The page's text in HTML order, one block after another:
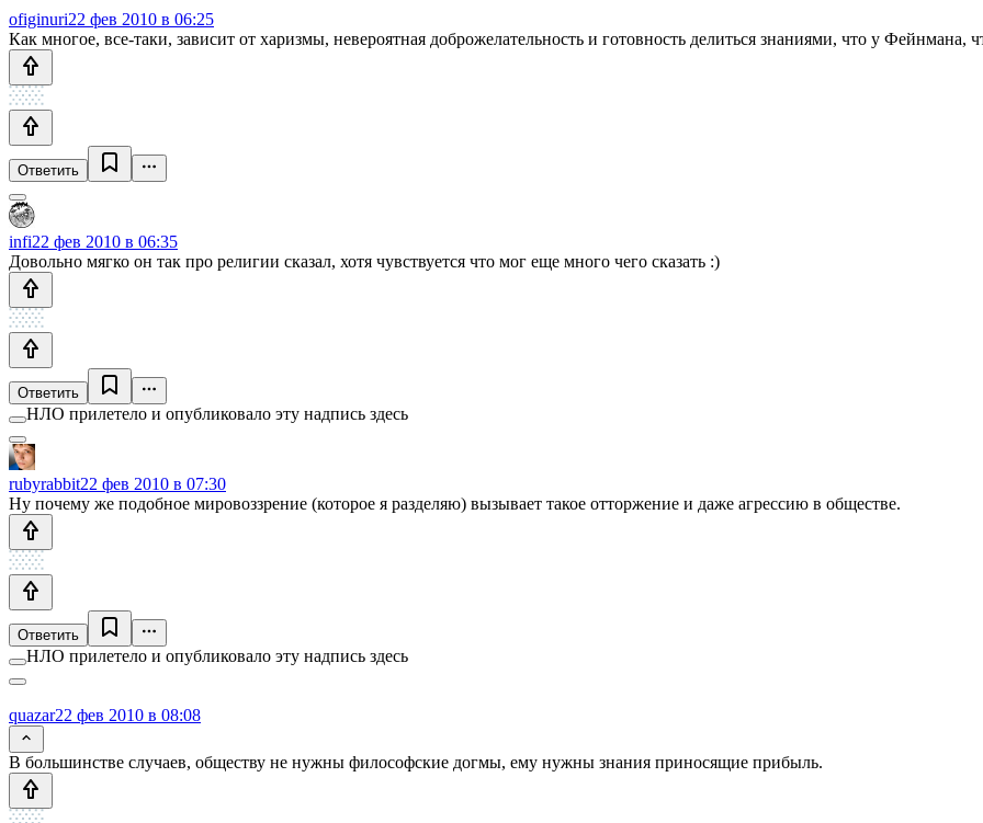
ofiginuri22 фев 2010 в 06:25
Как многое, все-таки, зависит от харизмы, невероятная доброжелательность и готовность делиться знаниями, что у Фейнмана,
Ответить
infi22 фев 2010 в 06:35
Довольно мягко он так про религии сказал, хотя чувствуется что мог еще много чего сказать :)
Ответить
НЛО прилетело и опубликовало эту надпись здесь
rubyrabbit22 фев 2010 в 07:30
Ну почему же подобное мировоззрение (которое я разделяю) вызывает такое отторжение и даже агрессию в обществе.
Ответить
НЛО прилетело и опубликовало эту надпись здесь
quazar22 фев 2010 в 08:08
В большинстве случаев, обществу не нужны философские догмы, ему нужны знания приносящие прибыль.